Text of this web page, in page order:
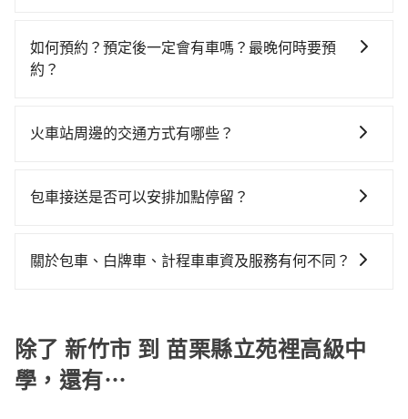
人平均花費約500元，費時53分鐘。選擇搭乘高鐵而不
預約包車，不僅每人至少額外負擔40元車資，而且更會
共乘服務，最多可再節省50%的交通費用。
的罰單都需自付。再者，和運的iRent只提供最基本的車
型，如Toyota Yaris、Prius C、Vios這類乘坐體驗較差
況，打開車門才發現仍有上一組乘客遺留的垃圾或者撞
用戶卻遲遲尚未歸還，又或者要還車時卻偏偏找不到停
使用時還是有其區域的限制，實際可停靠的地點與你的
1,520~1,800元間，若改選tripool的專車服務可再更便
宜。但如果要考慮到回程，苗栗縣僅有合法計程車約380
務品質上，tripool都是你從新竹市到苗栗縣立苑裡高級
包車：優點是搭乘舒適可以根據自己的需求安排時間和
地點上車較客製化。此外，司機還會提供各種旅遊建議
通塞車時亦會加收延遲費用，一般屬短程接駁為主。 -
事後也無法申訴退費。
如何預約？預定後一定會有車嗎？最晚何時要預
約？
送服務，可直接線上輸入上下車地點或地址，三秒內即
收到簡訊以及電子郵件確認信，如此就完成預約了，而
建議出發前一天中午以前完成預約，越早下訂價格越低
火車站周邊的交通方式有哪些？
方式： 公車或客運：乘坐公車或客運到達或離開火車
達或離開火車站，快捷便利。 包車：預定包車到達或離
包車接送是否可以安排加點停留？
時設置加點停留，我們會根據您的需求安排路線。
關於包車、白牌車、計程車車資及服務有何不同？
依平台預定時價格而定，通常愈長程價格CP值愈高。 計
程車：可24小時隨叫隨到，價格依跳錶而定，如有塞車
也會計算延遲費用，最終價格通常要下車時才知。價格
除了 新竹市 到 苗栗縣立苑裡高級中
學，還有⋯